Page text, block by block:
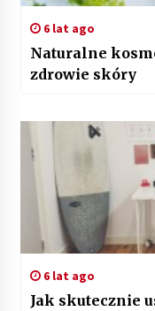
6 lat ago
Naturalne
zdrowie skóry
6 lat ago
Jak skutecznie